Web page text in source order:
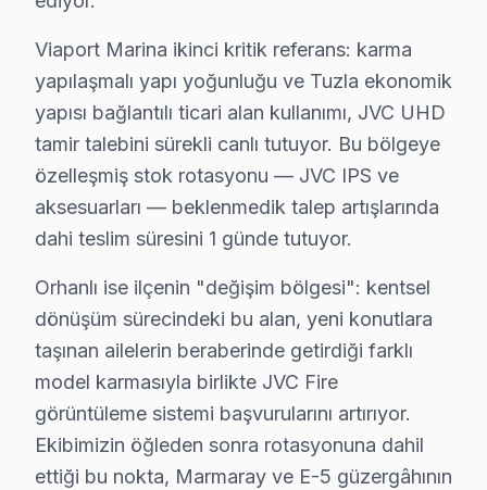
Yetkili servis mi, bağımsız servis mi? Tuzla'da JVC
Yetkili: uzun bekleme süresi, yüksek parça fiyatı,
Fabrika Servis: aynı gün randevu, aynı orijinal parça,
Tuzla Tersaneleri aksı ve Marmaray ve E-5
Tuzla Bölgesi ve JVC TV Desteği
Tuzla Mahalle Bazlı JVC TV Servis Kapsamı
Tuzla genelinde JVC televizyon paneli teknik servis
Akfırat, Anadolu, Aydınlı, Aydınlı OSB, Aydıntepe,
Evliya Çelebi, Fatih, İçmeler, İstasyon, Mescit,
Orhanlı, Postane, Şifa, Tepeören, Yayla ve
Viaport Marina ikinci kritik referans: karma
yapılaşmalı yapı yoğunluğu ve Tuzla ekonomik
yapısı bağlantılı ticari alan kullanımı, JVC UHD
tamir talebini sürekli canlı tutuyor. Bu bölgeye
özelleşmiş stok rotasyonu — JVC IPS ve
aksesuarları — beklenmedik talep artışlarında
dahi teslim süresini 1 günde tutuyor.
Orhanlı ise ilçenin "değişim bölgesi": kentsel
dönüşüm sürecindeki bu alan, yeni konutlara
taşınan ailelerin beraberinde getirdiği farklı
model karmasıyla birlikte JVC Fire
görüntüleme sistemi başvurularını artırıyor.
Ekibimizin öğleden sonra rotasyonuna dahil
ettiği bu nokta, Marmaray ve E-5 güzergâhının